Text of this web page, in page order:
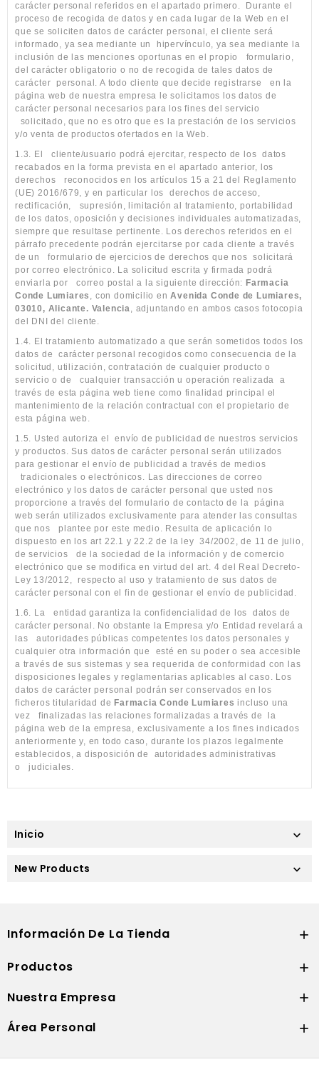
carácter personal referidos en el apartado primero.
Durante el
proceso de recogida de datos y en cada lugar de la Web en el
que se soliciten datos de carácter personal, el cliente será
informado, ya sea mediante un
hipervínculo, ya sea mediante la
inclusión de las menciones oportunas en el propio
formulario,
del carácter obligatorio o no de recogida de tales datos de
carácter personal. A todo cliente que decide registrarse
en la
página web de nuestra empresa le solicitamos los datos de
carácter personal necesarios para los fines del servicio
solicitado, que no es otro que es la prestación de los servicios
y/o venta de productos ofertados en la Web.
1.3. El
cliente/usuario podrá ejercitar, respecto de los datos
recabados en la forma prevista en el apartado anterior, los
derechos
reconocidos en los artículos 15 a 21 del Reglamento
(UE) 2016/679, y en particular los
derechos de acceso,
rectificación,
supresión, limitación al tratamiento, portabilidad
de los datos, oposición y decisiones individuales automatizadas,
siempre que resultase pertinente. Los derechos referidos en el
párrafo precedente podrán ejercitarse por cada cliente a través
de un
formulario de ejercicios de derechos que nos solicitará
por correo electrónico. La solicitud escrita y firmada podrá
enviarla por
correo postal a la siguiente dirección: Farmacia
Conde Lumiares , con domicilio en Avenida Conde de Lumiares,
03010, Alicante. Valencia, adjuntando en ambos casos fotocopia
del DNI del cliente.
1.4. El tratamiento automatizado a que serán sometidos todos los
datos de
carácter personal recogidos como consecuencia de la
solicitud, utilización, contratación de cualquier producto o
servicio o de
cualquier transacción u operación realizada
a
través de esta página web tiene como finalidad principal el
mantenimiento de la relación contractual con el propietario de
esta página web.
1.5. Usted autoriza el
envío de publicidad de nuestros servicios
y productos. Sus datos de carácter personal serán utilizados
para gestionar el envío de publicidad a través de medios
tradicionales o electrónicos. Las direcciones de correo
electrónico y los datos de carácter personal que usted nos
proporcione a través del formulario de contacto de la página
web serán utilizados exclusivamente para atender las consultas
que nos
plantee por este medio. Resulta de aplicación lo
dispuesto en los art 22.1 y 22.2 de la ley 34/2002, de 11 de julio,
de servicios
de la sociedad de la información y de comercio
electrónico que se modifica en virtud del art. 4 del Real Decreto-
Ley 13/2012,
respecto al uso y tratamiento de sus datos de
carácter personal con el fin de gestionar el envío de publicidad.
1.6. La
entidad garantiza la confidencialidad de los
datos de
carácter personal. No obstante la Empresa y/o Entidad revelará a
las
autoridades públicas competentes los datos personales y
cualquier otra información que
esté en su poder o sea accesible
a través de sus sistemas y sea requerida de conformidad con las
disposiciones legales y reglamentarias aplicables al caso. Los
datos de carácter personal podrán ser conservados en los
ficheros titularidad de Farmacia Conde Lumiares incluso una
vez
finalizadas las relaciones formalizadas a través de
la
página web de la empresa, exclusivamente a los fines indicados
anteriormente y, en todo caso, durante los plazos legalmente
establecidos, a disposición de
autoridades administrativas
o
judiciales.
Inicio 
New Products 
Información De La Tienda 
Productos 
Nuestra Empresa 
Área Personal 